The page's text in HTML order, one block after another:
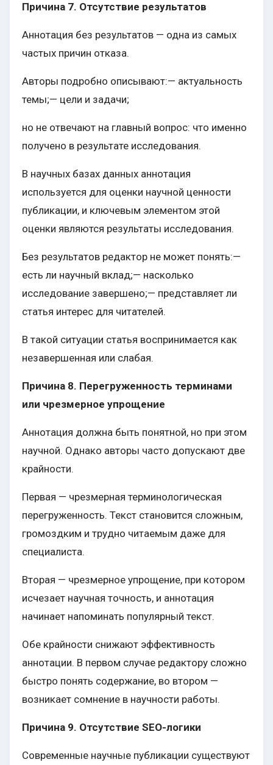
Причина 7. Отсутствие результатов
Аннотация без результатов — одна из самых
частых причин отказа.
Авторы подробно описывают:— актуальность
темы;— цели и задачи;
но не отвечают на главный вопрос: что именно
получено в результате исследования.
В научных базах данных аннотация
используется для оценки научной ценности
публикации, и ключевым элементом этой
оценки являются результаты исследования.
Без результатов редактор не может понять:—
есть ли научный вклад;— насколько
исследование завершено;— представляет ли
статья интерес для читателей.
В такой ситуации статья воспринимается как
незавершенная или слабая.
Причина 8. Перегруженность терминами
или чрезмерное упрощение
Аннотация должна быть понятной, но при этом
научной. Однако авторы часто допускают две
крайности.
Первая — чрезмерная терминологическая
перегруженность. Текст становится сложным,
громоздким и трудно читаемым даже для
специалиста.
Вторая — чрезмерное упрощение, при котором
исчезает научная точность, и аннотация
начинает напоминать популярный текст.
Обе крайности снижают эффективность
аннотации. В первом случае редактору сложно
быстро понять содержание, во втором —
возникает сомнение в научности работы.
Причина 9. Отсутствие SEO-логики
Современные научные публикации существуют